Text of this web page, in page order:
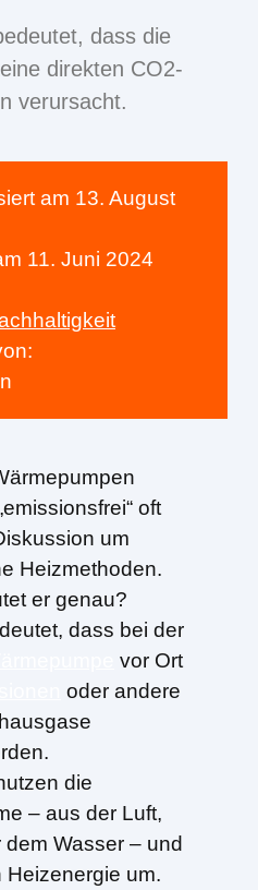
dass die
direkten CO2-
verursacht.
am 13. August
11. Juni 2024
oft
um
Heizmethoden.
er genau?
dass bei der
vor Ort
oder andere
die
– aus der Luft,
Wasser – und
um.